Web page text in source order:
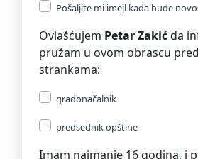
Pošaljite mi imejl kada bude
Ovlašćujem Petar Zakićda
pružam u ovom obrascu
strankama:
gradonačalnik
predsednik opštine
Imam najmanje 16 godina, i